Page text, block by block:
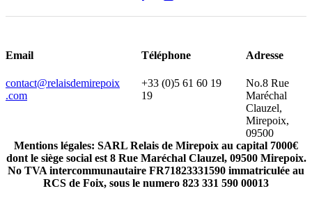
Email
contact@relaisdemirepoix
.com
Téléphone
+33 (0)5 61 60 19
19
Adresse
No.8 Rue
Maréchal
Clauzel,
​Mirepoix,
09500
Mentions légales: SARL Relais de Mirepoix au capital 7000€
dont le siège social est 8 Rue Maréchal Clauzel, 09500 Mirepoix.
​No TVA intercommunautaire FR71823331590 immatriculée au
RCS de Foix, sous le numero 823 331 590 00013